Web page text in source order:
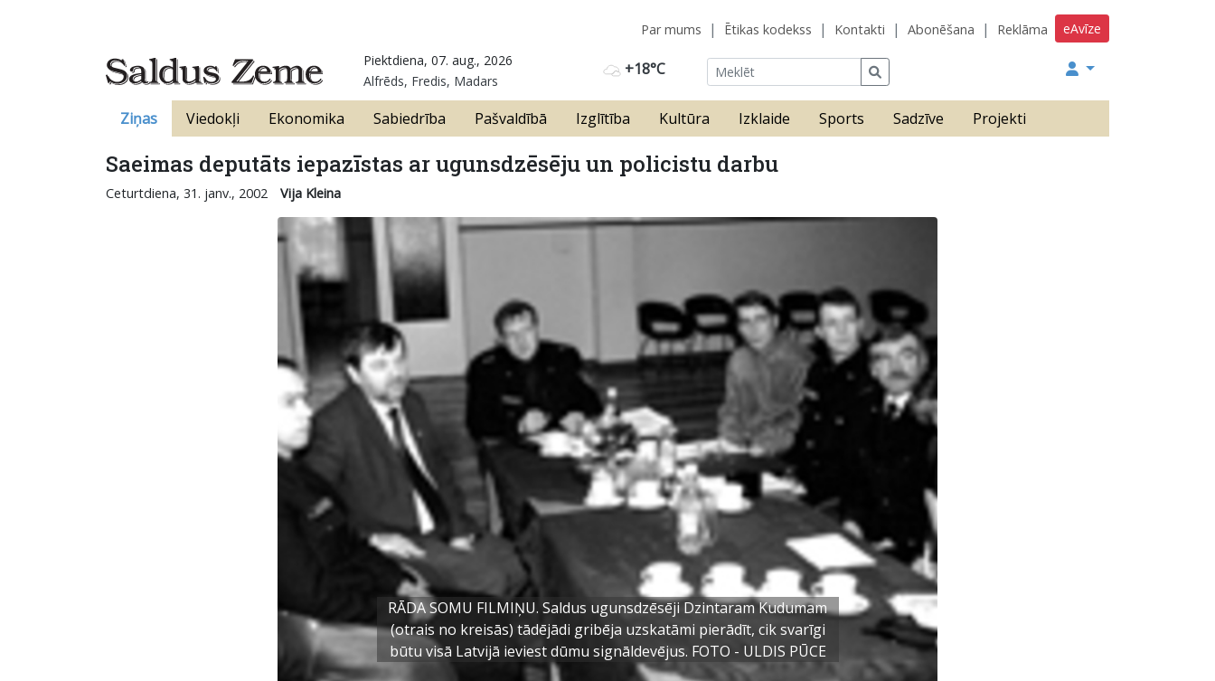
eAvīze
Par mums Ētikas kodekss Kontakti Abonēšana Reklāma
+18°C
Piektdiena, 07. aug., 2026
Alfrēds, Fredis, Madars
Ziņas Viedokļi Ekonomika Sabiedrība Pašvaldībā Izglītība Kultūra Izklaide Sports Sadzīve Projekti
Saeimas deputāts iepazīstas ar ugunsdzēsēju un policistu darbu
Ceturtdiena, 31. janv., 2002 Vija Kleina
RĀDA SOMU FILMIŅU. Saldus ugunsdzēsēji Dzintaram Kudumam
(otrais no kreisās) tādējādi gribēja uzskatāmi pierādīt, cik svarīgi
būtu visā Latvijā ieviest dūmu signāldevējus. FOTO - ULDIS PŪCE